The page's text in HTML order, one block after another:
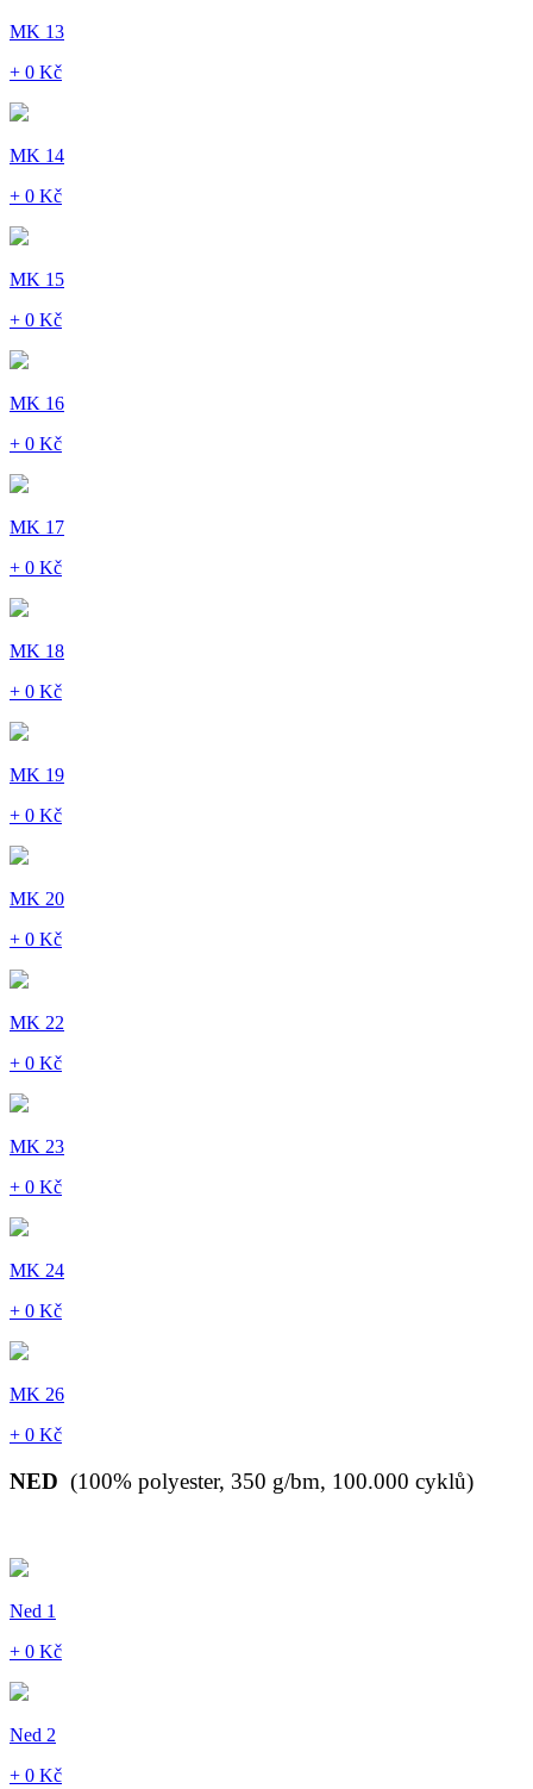
MK 13
+ 0 Kč
MK 14
+ 0 Kč
MK 15
+ 0 Kč
MK 16
+ 0 Kč
MK 17
+ 0 Kč
MK 18
+ 0 Kč
MK 19
+ 0 Kč
MK 20
+ 0 Kč
MK 22
+ 0 Kč
MK 23
+ 0 Kč
MK 24
+ 0 Kč
MK 26
+ 0 Kč
NED (100% polyester, 350 g/bm, 100.000 cyklů)
Ned 1
+ 0 Kč
Ned 2
+ 0 Kč